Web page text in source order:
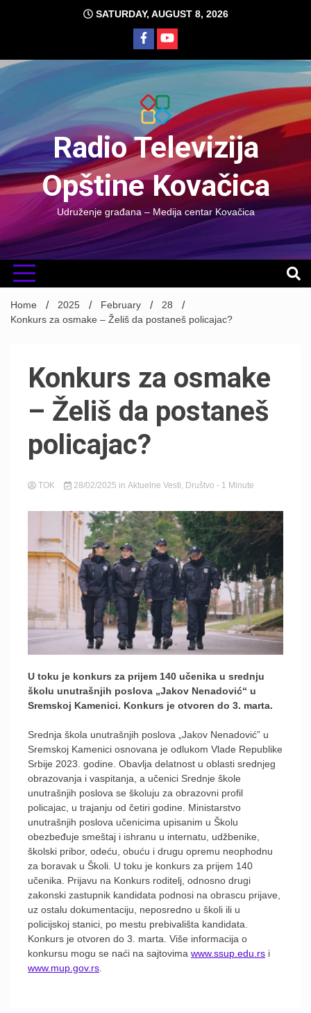
SATURDAY, AUGUST 8, 2026
Radio Televizija
Opštine Kovačica
Udruženje građana – Medija centar Kovačica
Home 2025 February
28
Konkurs za osmake – Želiš da postaneš policajac?
Konkurs za osmake
– Želiš da postaneš
policajac?
TOK 28/02/2025 in Aktuelne Vesti, Društvo - 1 Minute
U toku je konkurs za prijem 140 učenika u srednju
školu unutrašnjih poslova „Jakov Nenadović“ u
Sremskoj Kamenici. Konkurs je otvoren do 3. marta.
Srednja škola unutrašnjih poslova „Jakov Nenadović” u
Sremskoj Kamenici osnovana je odlukom Vlade Republike
Srbije 2023. godine. Obavlja delatnost u oblasti srednjeg
obrazovanja i vaspitanja, a učenici Srednje škole
unutrašnjih poslova se školuju za obrazovni profil
policajac, u trajanju od četiri godine. Ministarstvo
unutrašnjih poslova učenicima upisanim u Školu
obezbeđuje smeštaj i ishranu u internatu, udžbenike,
školski pribor, odeću, obuću i drugu opremu neophodnu
za boravak u Školi. U toku je konkurs za prijem 140
učenika. Prijavu na Konkurs roditelj, odnosno drugi
zakonski zastupnik kandidata podnosi na obrascu prijave,
uz ostalu dokumentaciju, neposredno u školi ili u
policijskoj stanici, po mestu prebivališta kandidata.
Konkurs je otvoren do 3. marta. Više informacija o
konkursu mogu se naći na sajtovima www.ssup.edu.rs i
www.mup.gov.rs